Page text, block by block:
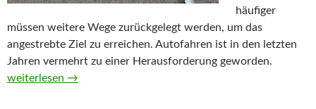
häufiger
müssen weitere Wege zurückgelegt werden, um das
angestrebte Ziel zu erreichen. Autofahren ist in den letzten
Jahren vermehrt zu einer Herausforderung geworden.
Autofahren ohne Stress
weiterlesen →